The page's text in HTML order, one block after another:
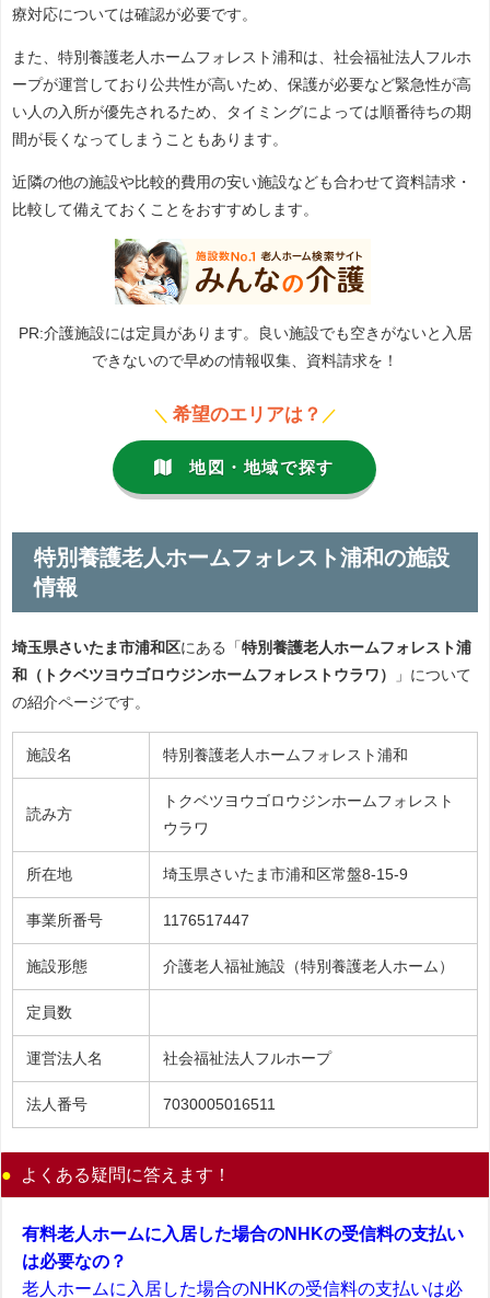
療対応については確認が必要です。
また、特別養護老人ホームフォレスト浦和は、社会福祉法人フルホ
ープが運営しており公共性が高いため、保護が必要など緊急性が高
い人の入所が優先されるため、タイミングによっては順番待ちの期
間が長くなってしまうこともあります。
近隣の他の施設や比較的費用の安い施設なども合わせて資料請求・
比較して備えておくことをおすすめします。
PR:介護施設には定員があります。良い施設でも空きがないと入居
できないので早めの情報収集、資料請求を！
＼ 希望のエリアは？ ／
地図・地域で探す
特別養護老人ホームフォレスト浦和の施設
情報
埼玉県さいたま市浦和区にある「 特別養護老人ホームフォレスト浦
和（トクベツヨウゴロウジンホームフォレストウラワ）
」について
の紹介ページです。
施設名 特別養護老人ホームフォレスト浦和
読み方
トクベツヨウゴロウジンホームフォレスト
ウラワ
所在地 埼玉県さいたま市浦和区常盤8-15-9
事業所番号 1176517447
施設形態 介護老人福祉施設（特別養護老人ホーム）
定員数
運営法人名 社会福祉法人フルホープ
法人番号 7030005016511
よくある疑問に答えます！
有料老人ホームに入居した場合のNHKの受信料の支払い
は必要なの？
老人ホームに入居した場合のNHKの受信料の支払いは必